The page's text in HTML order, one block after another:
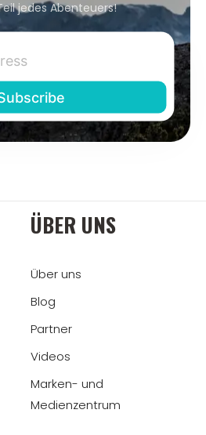
jedes Abenteuers!
ÜBER UNS
Über uns
Blog
Partner
Videos
Marken- und
Medienzentrum